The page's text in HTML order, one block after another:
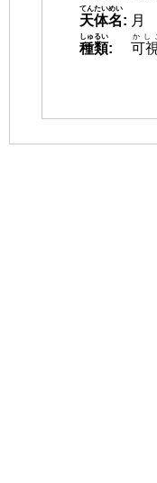
天体名
てんたいめい
: 月
種類
しゅるい
: 可
かし